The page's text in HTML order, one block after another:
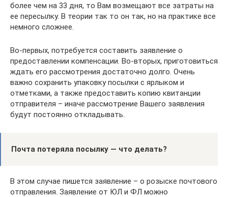
более чем на 33 дня, то Вам возмещают все затраты на
ее пересылку. В теории так то он так, но на практике все
немного сложнее.
Во-первых, потребуется составить заявление о
предоставлении компенсации. Во-вторых, приготовиться
ждать его рассмотрения достаточно долго. Очень
важно сохранить упаковку посылки с ярлыком и
отметками, а также предоставить копию квитанции
отправителя – иначе рассмотрение Вашего заявления
будут постоянно откладывать.
Почта потеряла посылку — что делать?
В этом случае пишется заявление – о розыске почтового
отправления. Заявление от ЮЛ и ФЛ можно